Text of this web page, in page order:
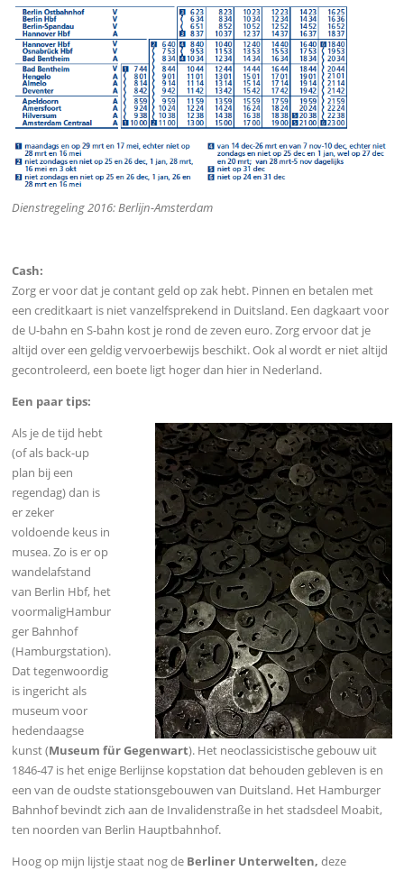
Dienstregeling 2016: Berlijn-Amsterdam
Cash:
Zorg er voor dat je contant geld op zak hebt. Pinnen en betalen met
een creditkaart is niet vanzelfsprekend in Duitsland. Een dagkaart voor
de U-bahn en S-bahn kost je rond de zeven euro. Zorg ervoor dat je
altijd over een geldig vervoerbewijs beschikt. Ook al wordt er niet altijd
gecontroleerd, een boete ligt hoger dan hier in Nederland.
Een paar tips:
Als je de tijd hebt
(of als back-up
plan bij een
regendag) dan is
er zeker
voldoende keus in
musea. Zo is er op
wandelafstand
van Berlin Hbf, het
voormaligHambur
ger Bahnhof
(Hamburgstation).
Dat tegenwoordig
is ingericht als
museum voor
hedendaagse
kunst (Museum für Gegenwart). Het neoclassicistische gebouw uit
1846-47 is het enige Berlijnse kopstation dat behouden gebleven is en
een van de oudste stationsgebouwen van Duitsland. Het Hamburger
Bahnhof bevindt zich aan de Invalidenstraße in het stadsdeel Moabit,
ten noorden van Berlin Hauptbahnhof.
Hoog op mijn lijstje staat nog de Berliner Unterwelten,deze